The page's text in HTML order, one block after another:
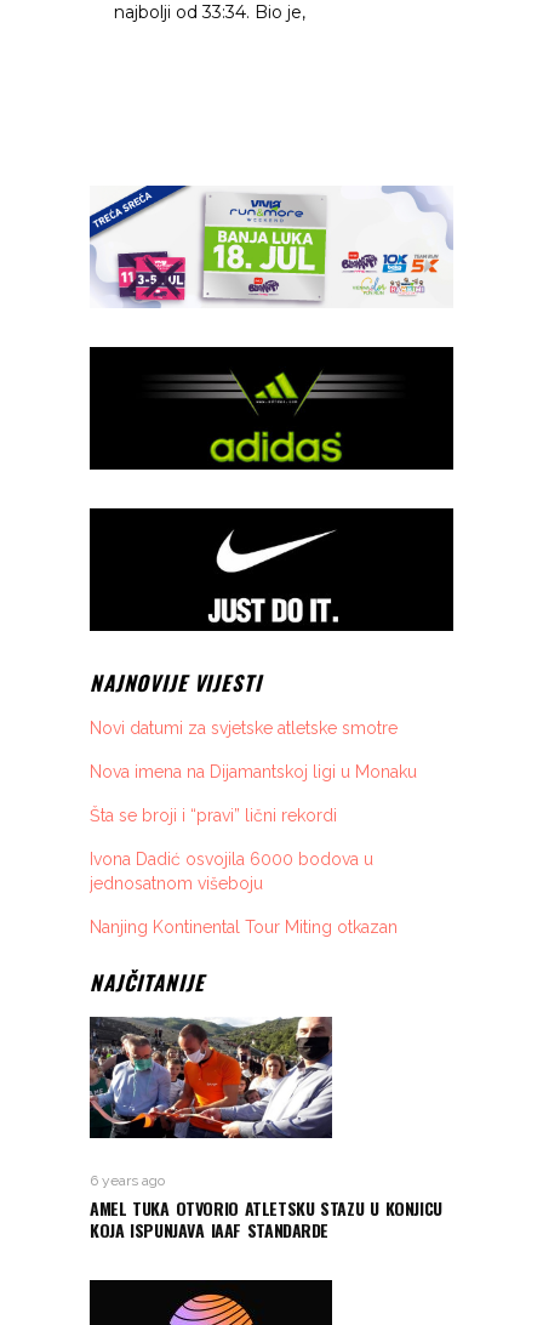
najbolji od 33:34. Bio je,
NAJNOVIJE VIJESTI
Novi datumi za svjetske atletske smotre
Nova imena na Dijamantskoj ligi u Monaku
Šta se broji i “pravi” lični rekordi
Ivona Dadić osvojila 6000 bodova u
jednosatnom višeboju
Nanjing Kontinental Tour Miting otkazan
NAJČITANIJE
6 years ago
AMEL TUKA OTVORIO ATLETSKU STAZU U KONJICU
KOJA ISPUNJAVA IAAF STANDARDE